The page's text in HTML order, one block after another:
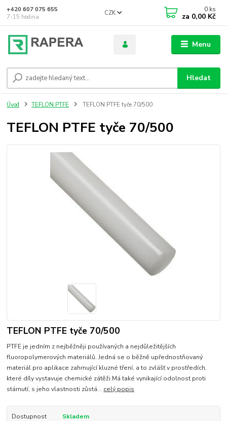
Menu
CZK
Hledat
+420 607 075 655
7-15 hodina
0 ks
za 0,00 Kč
Úvod TEFLON PTFE TEFLON PTFE tyče 70/500
TEFLON PTFE tyče 70/500
TEFLON PTFE tyče 70/500
PTFE je jedním z nejběžněji používaných a nejdůležitějších
fluoropolymerových materiálů. Jedná se o běžně upřednostňovaný
materiál pro aplikace zahrnující kluzné tření, a to zvlášť v prostředích,
které díly vystavuje chemické zátěži.Má také vynikající odolnost proti
stárnutí, s jeho vlastnosti zůstá... celý popis
Dostupnost Skladem